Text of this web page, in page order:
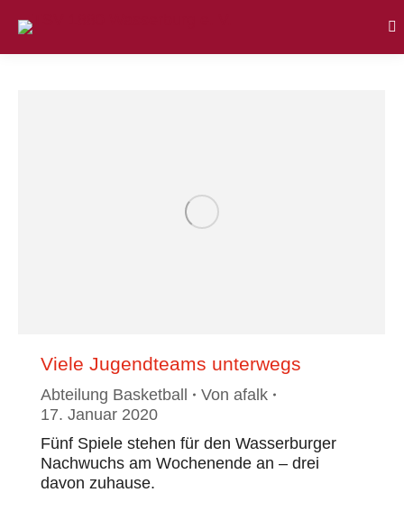
Viele Jugendteams unterwegs
Abteilung Basketball Von afalk
17. Januar 2020
Fünf Spiele stehen für den Wasserburger
Nachwuchs am Wochenende an – drei
davon zuhause.